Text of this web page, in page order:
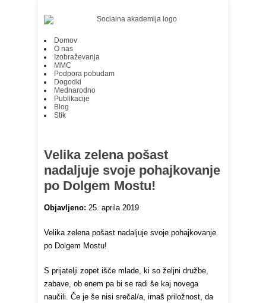
Domov
O nas
Izobraževanja
MMC
Podpora pobudam
Dogodki
Mednarodno
Publikacije
Blog
Stik
Velika zelena pošast
nadaljuje svoje pohajkovanje
po Dolgem Mostu!
Objavljeno: 25. aprila 2019
Velika zelena pošast nadaljuje svoje pohajkovanje
po Dolgem Mostu!
S prijatelji zopet išče mlade, ki so željni družbe,
zabave, ob enem pa bi se radi še kaj novega
naučili. Če je še nisi srečal/a, imaš priložnost, da